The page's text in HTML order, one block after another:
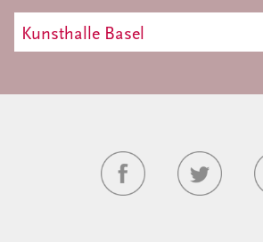
Kunsthalle Basel